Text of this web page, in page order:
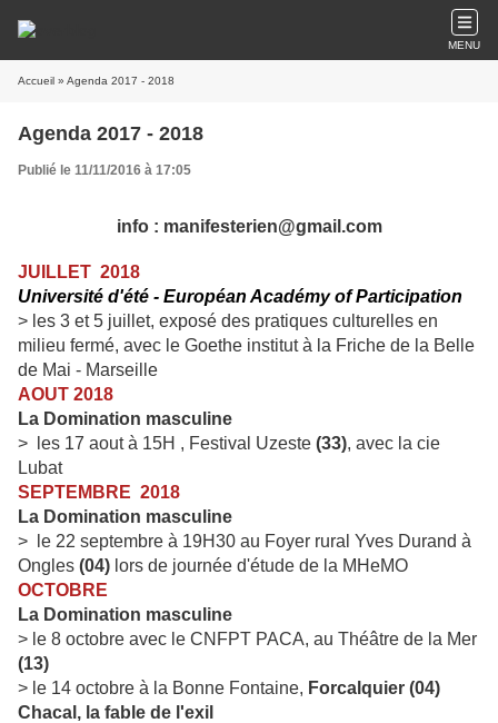
MENU
Accueil » Agenda 2017 - 2018
Agenda 2017 - 2018
Publié le 11/11/2016 à 17:05
info : manifesterien@gmail.com
JUILLET 2018
Université d'été - Européan Académy of Participation
> les 3 et 5 juillet, exposé des pratiques culturelles en
milieu fermé, avec le Goethe institut à la Friche de la Belle
de Mai - Marseille
AOUT 2018
La Domination masculine
> les 17 aout à 15H , Festival Uzeste (33), avec la cie
Lubat
SEPTEMBRE 2018
La Domination masculine
> le 22 septembre à 19H30 au Foyer rural Yves Durand à
Ongles (04) lors de journée d'étude de la MHeMO
OCTOBRE
La Domination masculine
> le 8 octobre avec le CNFPT PACA, au Théâtre de la Mer
(13)
> le 14 octobre à la Bonne Fontaine, Forcalquier (04)
Chacal, la fable de l'exil